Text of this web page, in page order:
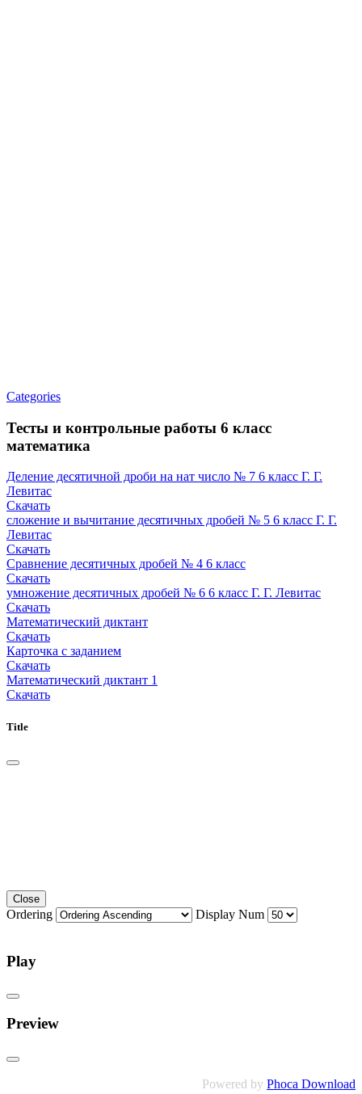
Categories
Тесты и контрольные работы 6 класс
математика
Деление десятичной дроби на нат число № 7 6 класс Г. Г.
Левитас
Скачать
сложение и вычитание десятичных дробей № 5 6 класс Г. Г.
Левитас
Скачать
Сравнение десятичных дробей № 4 6 класс
Скачать
умножение десятичных дробей № 6 6 класс Г. Г. Левитас
Скачать
Математический диктант
Скачать
Карточка с заданием
Скачать
Математический диктант 1
Скачать
Title
Close
Ordering Display Num
Play
Preview
Powered by Phoca Download